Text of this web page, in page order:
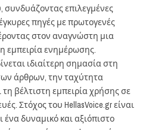
συνδυάζοντας επιλεγμένες
πηγές με πρωτογενές
στον αναγνώστη μια
εμπειρία ενημέρωσης.
ιδιαίτερη σημασία στη
άρθρων, την ταχύτητα
βέλτιστη εμπειρία χρήσης σε
Στόχος του HellasVoice.gr είναι
ένα δυναμικό και αξιόπιστο